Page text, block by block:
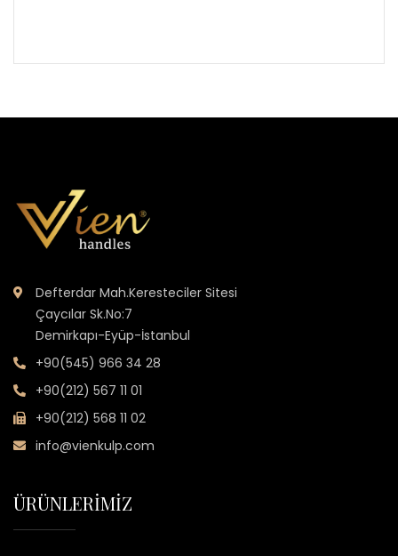
Defterdar Mah.Keresteciler Sitesi
Çaycılar Sk.No:7
Demirkapı-Eyüp-İstanbul
+90(545) 966 34 28
+90(212) 567 11 01
+90(212) 568 11 02
info@vienkulp.com
ÜRÜNLERİMİZ